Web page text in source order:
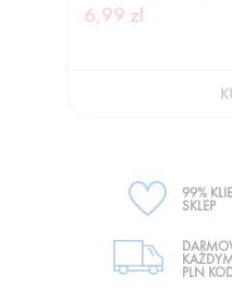
6,99 zł
99%
SKLEP
PLN